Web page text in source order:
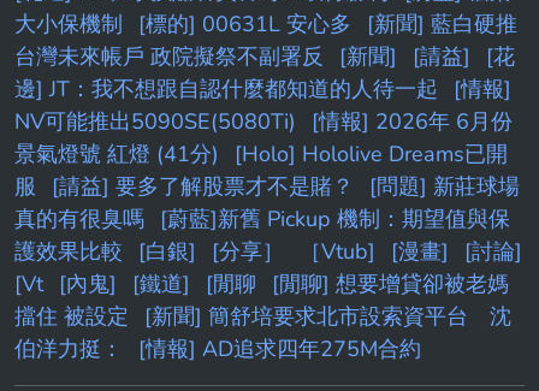
大小保機制
[標的] 00631L 安心多
[新聞] 藍白硬推
台灣未來帳戶 政院擬祭不副署反
[新聞] [請益]
[花
邊] JT：我不想跟自認什麼都知道的人待一起
[情報]
NV可能推出5090SE(5080Ti)
[情報] 2026年 6月份
景氣燈號 紅燈 (41分)
[Holo] Hololive Dreams已開
服
[請益] 要多了解股票才不是賭？
[問題] 新莊球場
真的有很臭嗎
[蔚藍]新舊 Pickup 機制：期望值與保
護效果比較
[白銀] [分享］ ［Vtub] [漫畫]
[討論]
[Vt
[內鬼] [鐵道] [閒聊
[閒聊] 想要增貸卻被老媽
擋住 被設定
[新聞] 簡舒培要求北市設索資平台 沈
伯洋力挺：
[情報] AD追求四年275M合約